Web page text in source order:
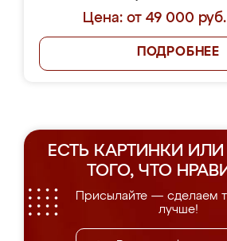
Цена: от 49 000
ПОДРОБНЕЕ
ЕСТЬ КАРТИНКИ
ТОГО, ЧТО
Присылайте — сделаем
лучше!